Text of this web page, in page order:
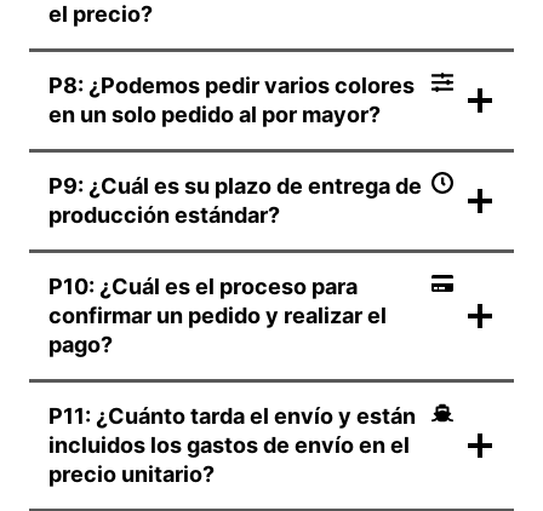
el precio?
P8: ¿Podemos pedir varios colores
en un solo pedido al por mayor?
P9: ¿Cuál es su plazo de entrega de
producción estándar?
P10: ¿Cuál es el proceso para
confirmar un pedido y realizar el
pago?
P11: ¿Cuánto tarda el envío y están
incluidos los gastos de envío en el
precio unitario?